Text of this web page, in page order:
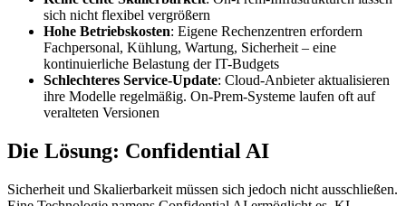
sich nicht flexibel vergrößern
Hohe Betriebskosten: Eigene Rechenzentren erfordern
Fachpersonal, Kühlung, Wartung, Sicherheit – eine
kontinuierliche Belastung der IT-Budgets
Schlechteres Service-Update: Cloud-Anbieter aktualisieren
ihre Modelle regelmäßig. On-Prem-Systeme laufen oft auf
veralteten Versionen
Die Lösung: Confidential AI
Sicherheit und Skalierbarkeit müssen sich jedoch nicht ausschließen.